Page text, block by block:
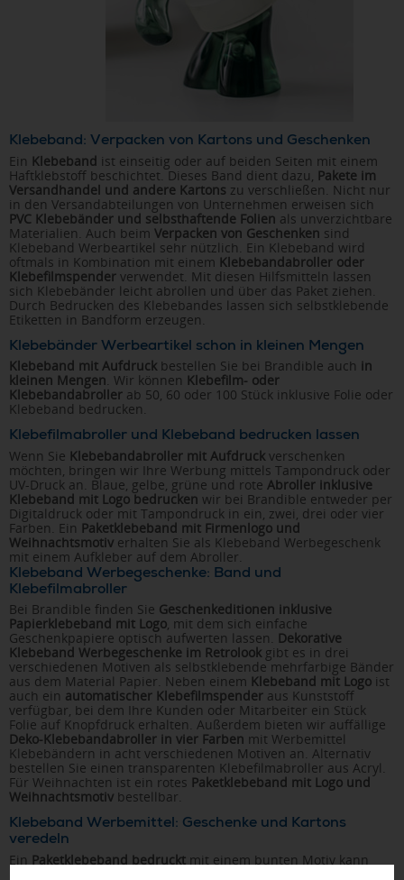
Klebeband: Verpacken von Kartons und Geschenken
Ein Klebeband ist einseitig oder auf beiden Seiten mit einem
Haftklebstoff beschichtet. Dieses Band dient dazu, Pakete im
Versandhandel und andere Kartons zu verschließen. Nicht nur
in den Versandabteilungen von Unternehmen erweisen sich
PVC Klebebänder und selbsthaftende Folien als unverzichtbare
Materialien. Auch beim Verpacken von Geschenken sind
Klebeband Werbeartikel sehr nützlich. Ein Klebeband wird
oftmals in Kombination mit einem Klebebandabroller oder
Klebefilmspender verwendet. Mit diesen Hilfsmitteln lassen
sich Klebebänder leicht abrollen und über das Paket ziehen.
Durch Bedrucken des Klebebandes lassen sich selbstklebende
Etiketten in Bandform erzeugen.
Klebebänder Werbeartikel schon in kleinen Mengen
Klebeband mit Aufdruck bestellen Sie bei Brandible auch in
kleinen Mengen. Wir können Klebefilm- oder
Klebebandabroller ab 50, 60 oder 100 Stück inklusive Folie oder
Klebeband bedrucken.
Klebefilmabroller und Klebeband bedrucken lassen
Wenn Sie Klebebandabroller mit Aufdruck verschenken
möchten, bringen wir Ihre Werbung mittels Tampondruck oder
UV-Druck an. Blaue, gelbe, grüne und rote Abroller inklusive
Klebeband mit Logo bedrucken wir bei Brandible entweder per
Digitaldruck oder mit Tampondruck in ein, zwei, drei oder vier
Farben. Ein Paketklebeband mit Firmenlogo und
Weihnachtsmotiv erhalten Sie als Klebeband Werbegeschenk
mit einem Aufkleber auf dem Abroller.
Klebeband Werbegeschenke: Band und
Klebefilmabroller
Bei Brandible finden Sie Geschenkeditionen inklusive
Papierklebeband mit Logo, mit dem sich einfache
Geschenkpapiere optisch aufwerten lassen. Dekorative
Klebeband Werbegeschenke im Retrolook gibt es in drei
verschiedenen Motiven als selbstklebende mehrfarbige Bänder
aus dem Material Papier. Neben einem Klebeband mit Logo ist
auch ein automatischer Klebefilmspender aus Kunststoff
verfügbar, bei dem Ihre Kunden oder Mitarbeiter ein Stück
Folie auf Knopfdruck erhalten. Außerdem bieten wir auffällige
Deko-Klebebandabroller in vier Farben mit Werbemittel
Klebebändern in acht verschiedenen Motiven an. Alternativ
bestellen Sie einen transparenten Klebefilmabroller aus Acryl.
Für Weihnachten ist ein rotes Paketklebeband mit Logo und
Weihnachtsmotiv bestellbar.
Klebeband Werbemittel: Geschenke und Kartons
veredeln
Ein Paketklebeband bedruckt mit einem bunten Motiv kann